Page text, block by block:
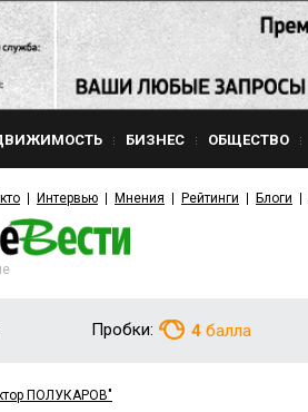
БИЗНЕС ОБЩЕСТВО
Интервью Мнения Рейтинги Блоги
Пробки: 4 балла
ПОЛУКАРОВ"